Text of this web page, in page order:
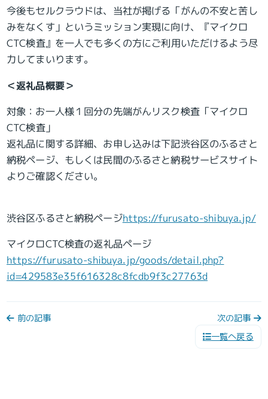
今後もセルクラウドは、当社が掲げる「がんの不安と苦し
みをなくす」というミッション実現に向け、『マイクロ
CTC検査』を一人でも多くの方にご利用いただけるよう尽
力してまいります。
＜返礼品概要＞
対象：お一人様１回分の先端がんリスク検査「マイクロ
CTC検査」
返礼品に関する詳細、お申し込みは下記渋谷区のふるさと
納税ページ、もしくは民間のふるさと納税サービスサイト
よりご確認ください。
渋谷区ふるさと納税ページhttps://furusato-shibuya.jp/
マイクロCTC検査の返礼品ページ
https://furusato-shibuya.jp/goods/detail.php?
id=429583e35f616328c8fcdb9f3c27763d
前の記事
次の記事
一覧へ戻る